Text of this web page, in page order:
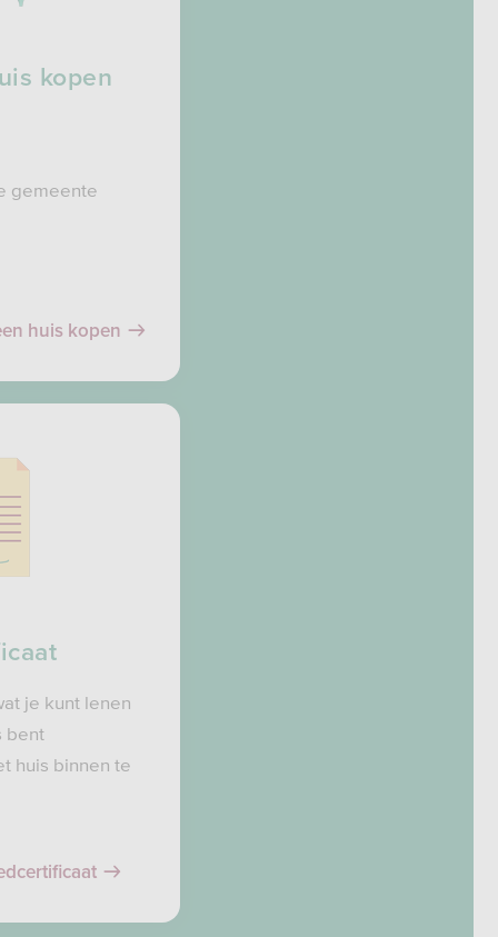
kopen
gemeente
huis kopen
je kunt lenen
bent
huis binnen te